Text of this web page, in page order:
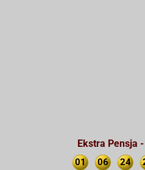
Ekstra Pensja
01 06 24